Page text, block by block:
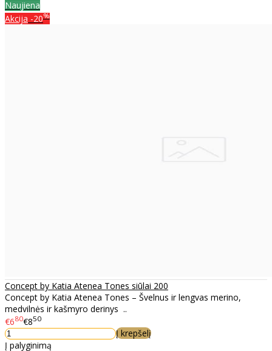
Naujiena
Akcija -20%
Concept by Katia Atenea Tones siūlai 200
Concept by Katia Atenea Tones – Švelnus ir lengvas merino,
medvilnės ir kašmyro derinys ..
€680€850
Į krepšelį
Į palyginimą